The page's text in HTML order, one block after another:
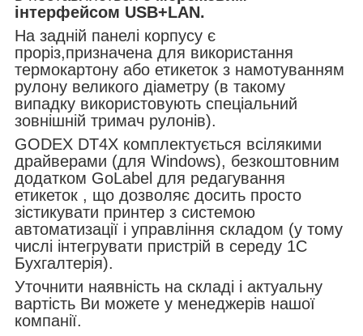
інтерфейсом USB+LAN.
На задній панелі корпусу є
проріз,призначена для використання
термокартону або етикеток з намотуванням
рулону великого діаметру (в такому
випадку використовують спеціальний
зовнішній тримач рулонів).
GODEX DT4X комплектується всілякими
драйверами (для Windows), безкоштовним
додатком GoLabel для редагування
етикеток , що дозволяє досить просто
зістикувати принтер з системою
автоматизації і управління складом (у тому
числі інтегрувати пристрій в середу 1С
Бухгалтерія).
Уточнити наявність на складі і актуальну
вартість Ви можете у менеджерів нашої
компанії.